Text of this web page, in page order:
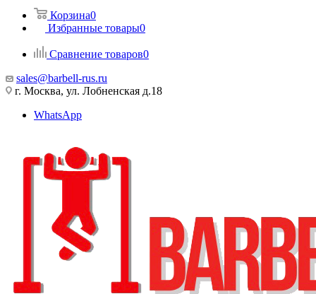
Корзина0
Избранные товары0
Сравнение товаров0
sales@barbell-rus.ru
г. Москва, ул. Лобненская д.18
WhatsApp